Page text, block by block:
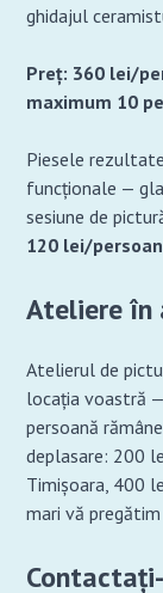
ghidajul
Preț: 360 lei/
maximum 10
Piesele
funcționale —
sesiune de
120 lei/
Ateliere
Atelierul de
locația voastră
persoană
deplasare: 200
Timișoara, 400
mari vă